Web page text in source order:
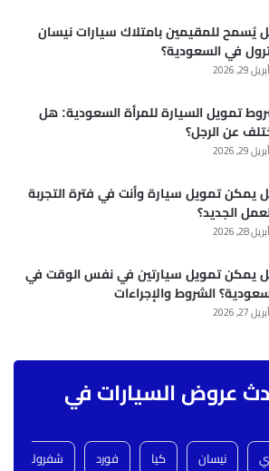
يُسمح للمقيمين بامتلاك سيارات نيسان
في السعودية؟
أبريل 29, 2026
تمويل السيارة للمرأة السعودية: هل
عن الرجل؟
أبريل 29, 2026
يمكن تمويل سيارة وأنت في فترة التجربة
الجديد؟
أبريل 28, 2026
يمكن تمويل سيارتين في نفس الوقت في
الشروط والإجراءات
أبريل 27, 2026
عروض السيارات في
نيسان كيا فورد شفروليه